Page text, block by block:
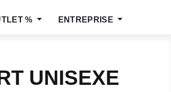
% ENTREPRISE
UNISEXE